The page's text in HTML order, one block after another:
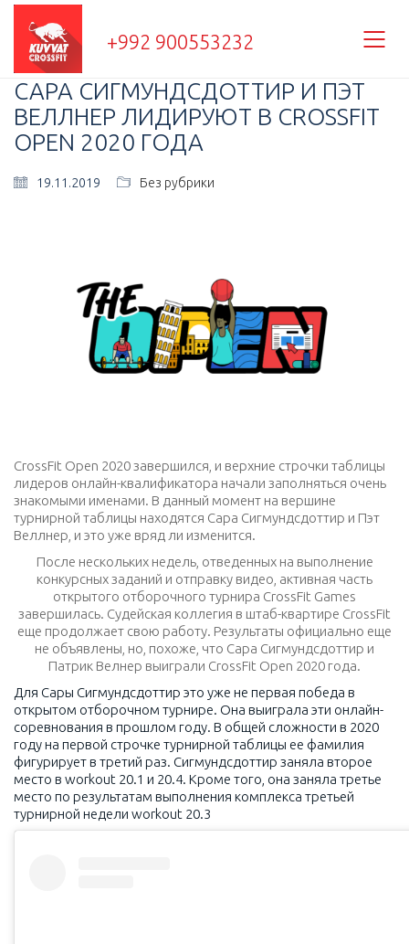
+992 900553232
САРА СИГМУНДСДОТТИР И ПЭТ
ВЕЛЛНЕР ЛИДИРУЮТ В CROSSFIT
OPEN 2020 ГОДА
19.11.2019 Без рубрики
CrossFit Open 2020 завершился, и верхние строчки таблицы
лидеров онлайн-квалификатора начали заполняться очень
знакомыми именами. В данный момент на вершине
турнирной таблицы находятся Сара Сигмундсдоттир и Пэт
Веллнер, и это уже вряд ли изменится.
После нескольких недель, отведенных на выполнение
конкурсных заданий и отправку видео, активная часть
открытого отборочного турнира CrossFit Games
завершилась. Судейская коллегия в штаб-квартире CrossFit
еще продолжает свою работу. Результаты официально еще
не объявлены, но, похоже, что Сара Сигмундсдоттир и
Патрик Велнер выиграли CrossFit Open 2020 года.
Для Сары Сигмундсдоттир это уже не первая победа в
открытом отборочном турнире. Она выиграла эти онлайн-
соревнования в прошлом году. В общей сложности в 2020
году на первой строчке турнирной таблицы ее фамилия
фигурирует в третий раз. Сигмундсдоттир заняла второе
место в workout 20.1 и 20.4. Кроме того, она заняла третье
место по результатам выполнения комплекса третьей
турнирной недели workout 20.3